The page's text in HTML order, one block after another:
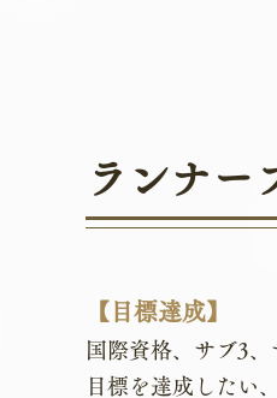
ランナー
【目標達成】
国際資格、サブ3
目標を達成したい